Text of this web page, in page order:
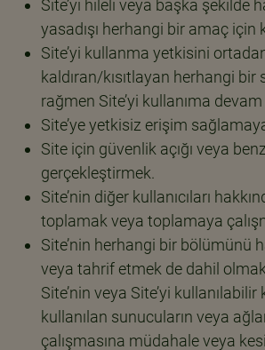
Site’yi hileli veya başka şekilde
yasadışı herhangi bir amaç için
Site’yi kullanma yetkisini
kaldıran/kısıtlayan herhangi bir
rağmen Site’yi kullanıma
Site’ye yetkisiz erişim
Site için güvenlik açığı veya
gerçekleştirmek.
Site’nin diğer kullanıcıları
toplamak veya toplamaya
Site’nin herhangi bir bölümünü
veya tahrif etmek de dahil
Site’nin veya Site’yi kullanılabilir
kullanılan sunucuların veya
çalışmasına müdahale veya